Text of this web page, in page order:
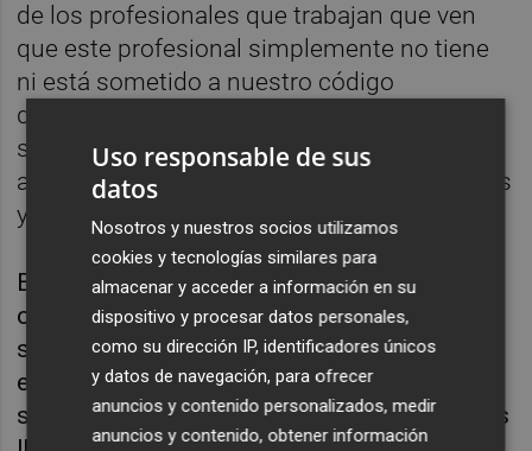
de los profesionales que trabajan que ven
que este profesional simplemente no tiene
ni está sometido a nuestro código
deontológico", explica Miravet. Estos casos
suelen detectarse más rápidamente gracias
a la vigilancia interna de los propios médicos
y del personal sanitario.
El segundo perfil corresponde a aquellos que
operan de manera más aislada, ofreciendo
servicios médicos en consultas privadas sin
estar debidamente capacitados. Estos casos
son más difíciles de detectar y muchas veces
Uso responsable de sus
datos
Nosotros y nuestros socios utilizamos
cookies y tecnologías similares para
almacenar y acceder a información en su
dispositivo y procesar datos personales,
como su dirección IP, identificadores únicos
y datos de navegación, para ofrecer
anuncios y contenido personalizados, medir
anuncios y contenido, obtener información